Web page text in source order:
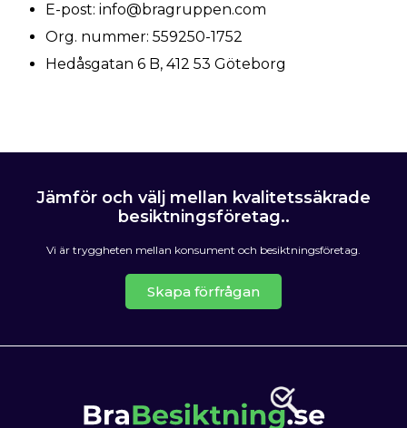
E-post: info@bragruppen.com
Org. nummer: 559250-1752
Hedåsgatan 6 B, 412 53 Göteborg
Jämför och välj mellan kvalitetssäkrade
besiktningsföretag..
Vi är tryggheten mellan konsument och besiktningsföretag.
Skapa förfrågan